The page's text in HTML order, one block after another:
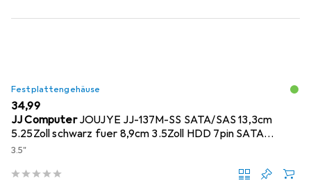
Festplattengehäuse
EUR
34,99
JJ Computer JOUJYE JJ-137M-SS SATA/SAS 13,3cm
5.25Zoll schwarz fuer 8,9cm 3.5Zoll HDD 7pin SATA
Connector
3.5"